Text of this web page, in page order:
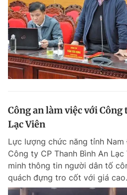
Công an làm việc với
Lạc Viên
Lực lượng chức năng tỉnh
Công ty CP Thanh Bình An
minh thông tin người dân tố
quách đựng tro cốt với giá cao.